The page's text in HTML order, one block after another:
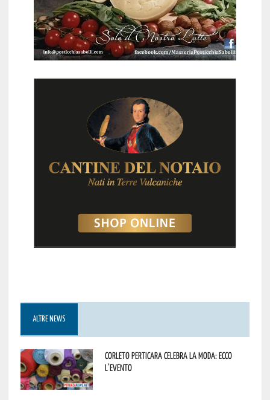
ALTRE NEWS
Corleto Perticara celebra la moda: ecco
l’evento